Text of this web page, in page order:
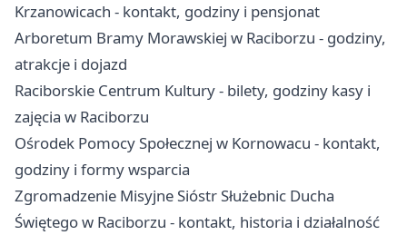
Krzanowicach - kontakt, godziny i pensjonat
Arboretum Bramy Morawskiej w Raciborzu - godziny,
atrakcje i dojazd
Raciborskie Centrum Kultury - bilety, godziny kasy i
zajęcia w Raciborzu
Ośrodek Pomocy Społecznej w Kornowacu - kontakt,
godziny i formy wsparcia
Zgromadzenie Misyjne Sióstr Służebnic Ducha
Świętego w Raciborzu - kontakt, historia i działalność